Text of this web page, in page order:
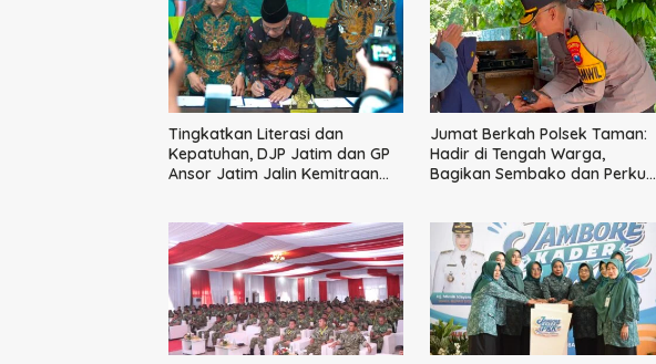
Tingkatkan Literasi dan
Kepatuhan, DJP Jatim dan GP
Ansor Jatim Jalin Kemitraan
Jumat Berkah Polsek Taman:
Hadir di Tengah Warga,
Bagikan Sembako dan Perkuat